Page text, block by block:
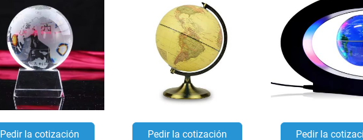
Pedir la cotización Pedir la cotización Pedir la